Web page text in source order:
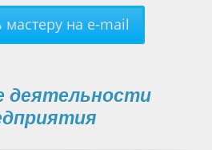
мастеру на e-mail
деятельности